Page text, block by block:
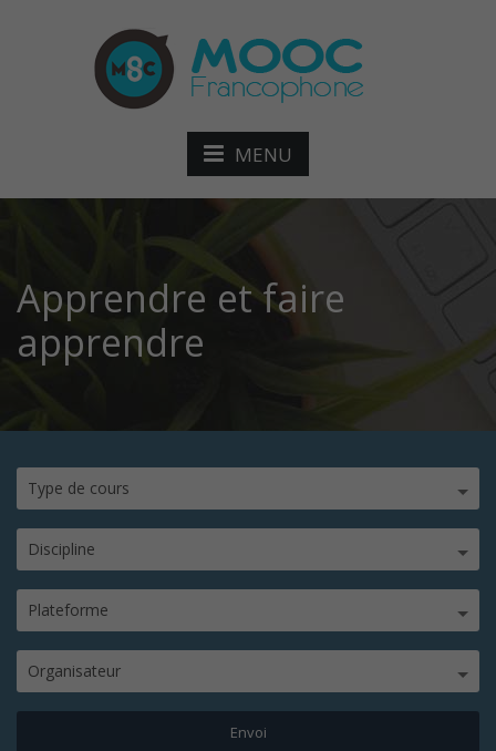
MENU
Apprendre et faire
apprendre
Type de cours
Discipline
Plateforme
Organisateur